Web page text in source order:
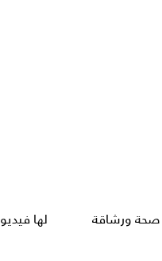
صحة ورشاقة لها فيديو